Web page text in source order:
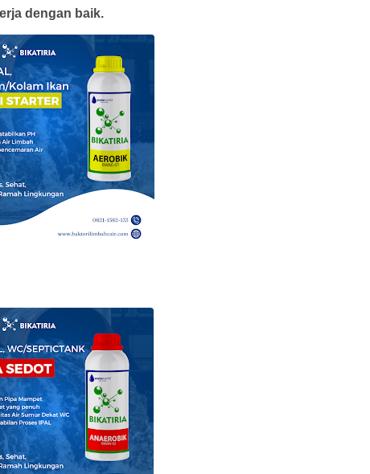
dengan baik.